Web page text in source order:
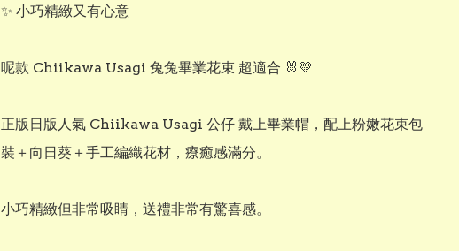
✨ 小巧精緻又有心意
呢款 Chiikawa Usagi 兔兔畢業花束 超適合 🐰💛
正版日版人氣 Chiikawa Usagi 公仔 戴上畢業帽，配上粉嫩花束包
裝＋向日葵＋手工編織花材，療癒感滿分。
小巧精緻但非常吸睛，送禮非常有驚喜感。